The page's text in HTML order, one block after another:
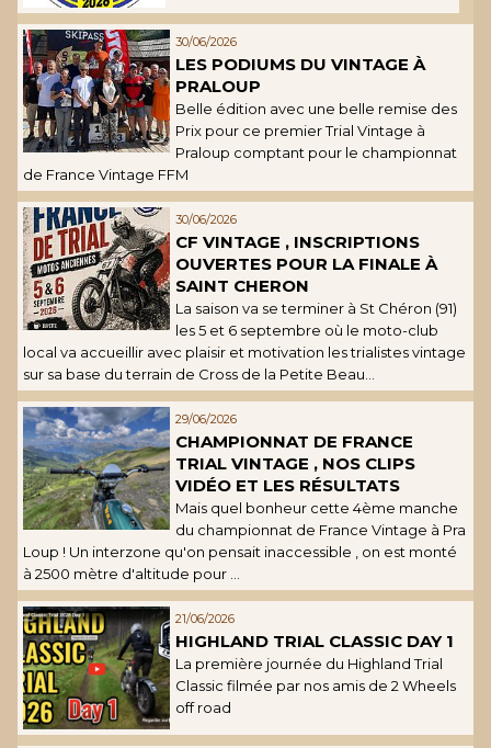
30/06/2026
LES PODIUMS DU VINTAGE À
PRALOUP
Belle édition avec une belle remise des
Prix pour ce premier Trial Vintage à
Praloup comptant pour le championnat
de France Vintage FFM
30/06/2026
CF VINTAGE , INSCRIPTIONS
OUVERTES POUR LA FINALE À
SAINT CHERON
La saison va se terminer à St Chéron (91)
les 5 et 6 septembre où le moto-club
local va accueillir avec plaisir et motivation les trialistes vintage
sur sa base du terrain de Cross de la Petite Beau...
29/06/2026
CHAMPIONNAT DE FRANCE
TRIAL VINTAGE , NOS CLIPS
VIDÉO ET LES RÉSULTATS
Mais quel bonheur cette 4ème manche
du championnat de France Vintage à Pra
Loup ! Un interzone qu'on pensait inaccessible , on est monté
à 2500 mètre d'altitude pour ...
21/06/2026
HIGHLAND TRIAL CLASSIC DAY 1
La première journée du Highland Trial
Classic filmée par nos amis de 2 Wheels
off road